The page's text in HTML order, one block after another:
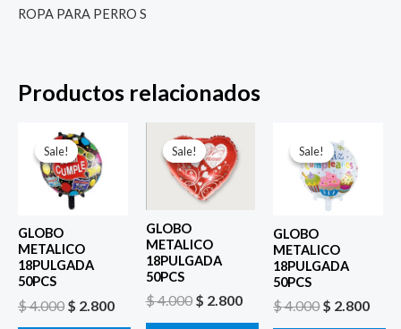
ROPA PARA PERRO S
Productos relacionados
Sale!
Sale!
GLOBO
METALICO
18PULGADA
50PCS
$4.000
El
precio
original
era:
$ 4.000.
$ 2.800
Sale!
Sale!
GLOBO
METALICO
18PULGADA
50PCS
$4.000
precio
original
era:
$ 4.000.
$ 2.800
Sale!
Sale!
GLOBO
METALICO
18PULGADA
50PCS
$4.000
precio
original
era:
$ 4.000.
$ 2.800